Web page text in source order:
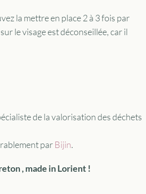
la mettre en place 2 à 3 fois par
le visage est déconseillée, car il
de la valorisation des déchets
par Bijin.
, made in Lorient !